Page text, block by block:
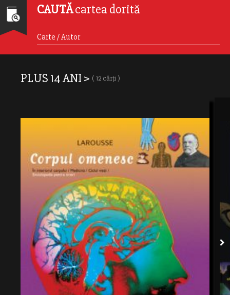
CAUTĂcartea dorită
PLUS 14 ANI > ( 12 cărți )